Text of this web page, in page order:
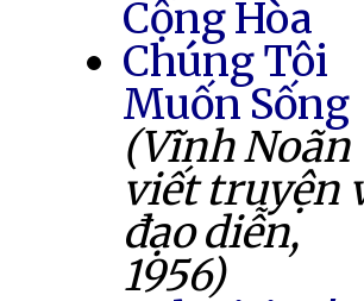
Cộng Hòa
Chúng Tôi
Muốn Sống
(Vĩnh Noãn
viết truyện
đạo diễn,
1956)